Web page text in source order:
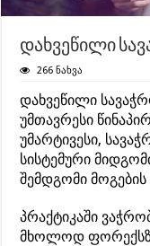
დახვეწილი
266 ნახვა
დახვეწილი
უმთავრესი
უმარტივესი,
სისტემური
შემდგომი
პრაქტიკაში
მხოლოდ